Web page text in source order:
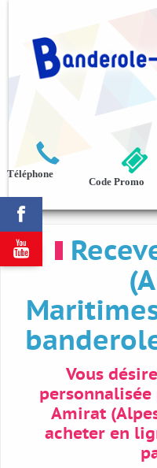



Téléphone
Code Promo
Vous
personnalisée
Amirat
acheter en